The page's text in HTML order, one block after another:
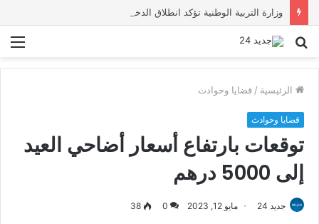
بحث
الرئيسية / قضايا وحوادث
قضايا وحوادث
توقعات بارتفاع أسعار أضاحي العيد
إلى 5000 درهم
جديد 24 مايو 12, 2023 0
38